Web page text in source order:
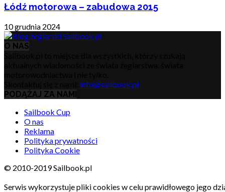
Łódź motorowa – zabudowa 2015
10 grudnia 2024
O NAS
info@sailbook.pl
PODĄŻAJ ZA NAMI
Sailbook Cup
O nas
Reklama
Polityka prywatności
Polityka Cookie
© 2010-2019 Sailbook.pl
Serwis wykorzystuje pliki cookies w celu prawidłowego jego